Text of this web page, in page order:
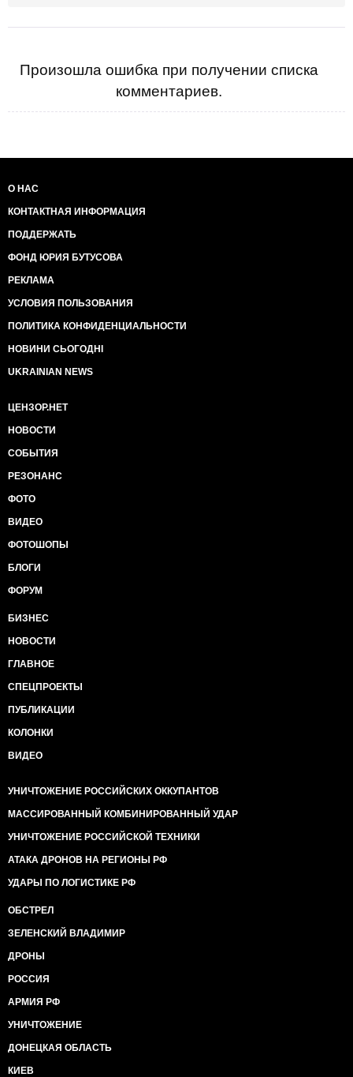
Произошла ошибка при получении списка
комментариев.
О НАС
КОНТАКТНАЯ ИНФОРМАЦИЯ
ПОДДЕРЖАТЬ
ФОНД ЮРИЯ БУТУСОВА
РЕКЛАМА
УСЛОВИЯ ПОЛЬЗОВАНИЯ
ПОЛИТИКА КОНФИДЕНЦИАЛЬНОСТИ
НОВИНИ СЬОГОДНІ
UKRAINIAN NEWS
ЦЕНЗОР.НЕТ
НОВОСТИ
СОБЫТИЯ
РЕЗОНАНС
ФОТО
ВИДЕО
ФОТОШОПЫ
БЛОГИ
ФОРУМ
БИЗНЕС
НОВОСТИ
ГЛАВНОЕ
СПЕЦПРОЕКТЫ
ПУБЛИКАЦИИ
КОЛОНКИ
ВИДЕО
УНИЧТОЖЕНИЕ РОССИЙСКИХ ОККУПАНТОВ
МАССИРОВАННЫЙ КОМБИНИРОВАННЫЙ УДАР
УНИЧТОЖЕНИЕ РОССИЙСКОЙ ТЕХНИКИ
АТАКА ДРОНОВ НА РЕГИОНЫ РФ
УДАРЫ ПО ЛОГИСТИКЕ РФ
ОБСТРЕЛ
ЗЕЛЕНСКИЙ ВЛАДИМИР
ДРОНЫ
РОССИЯ
АРМИЯ РФ
УНИЧТОЖЕНИЕ
ДОНЕЦКАЯ ОБЛАСТЬ
КИЕВ